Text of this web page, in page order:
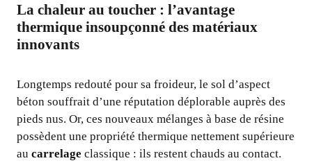
La chaleur au toucher : l’avantage
thermique insoupçonné des matériaux
innovants
Longtemps redouté pour sa froideur, le sol d’aspect
béton souffrait d’une réputation déplorable auprès des
pieds nus. Or, ces nouveaux mélanges à base de résine
possèdent une propriété thermique nettement supérieure
au carrelage classique : ils restent chauds au contact.